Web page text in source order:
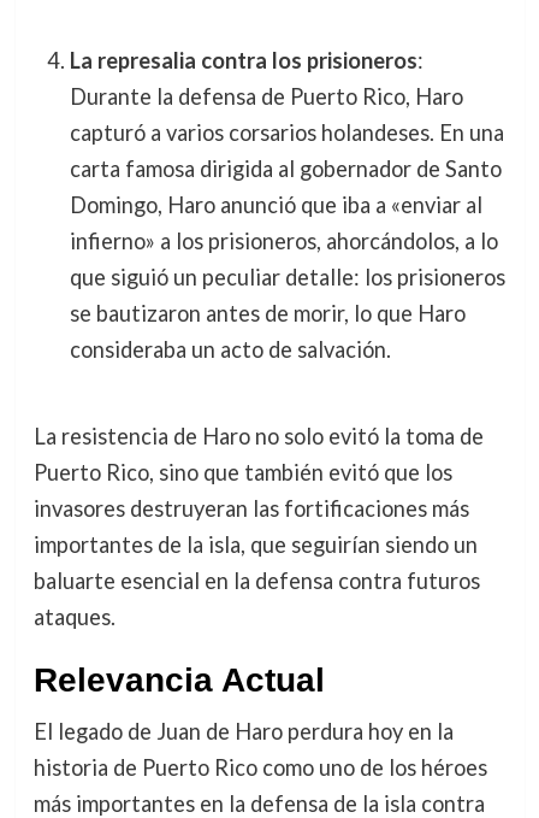
La represalia contra los prisioneros:
Durante la defensa de Puerto Rico, Haro
capturó a varios corsarios holandeses. En una
carta famosa dirigida al gobernador de Santo
Domingo, Haro anunció que iba a «enviar al
infierno» a los prisioneros, ahorcándolos, a lo
que siguió un peculiar detalle: los prisioneros
se bautizaron antes de morir, lo que Haro
consideraba un acto de salvación.
La resistencia de Haro no solo evitó la toma de
Puerto Rico, sino que también evitó que los
invasores destruyeran las fortificaciones más
importantes de la isla, que seguirían siendo un
baluarte esencial en la defensa contra futuros
ataques.
Relevancia Actual
El legado de Juan de Haro perdura hoy en la
historia de Puerto Rico como uno de los héroes
más importantes en la defensa de la isla contra